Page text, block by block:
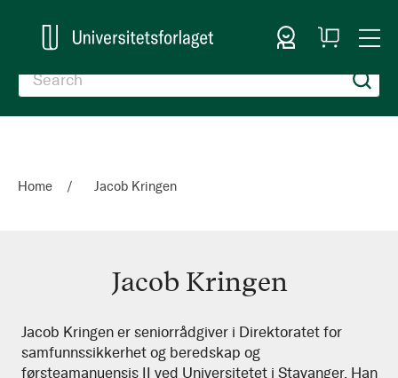
Sign In
My
Cart
Home Jacob Kringen
Jacob Kringen
Jacob
Kringen
Jacob Kringen er seniorrådgiver i Direktoratet for
samfunnssikkerhet og beredskap og
førsteamanuensis II ved Universitetet i Stavanger. Han